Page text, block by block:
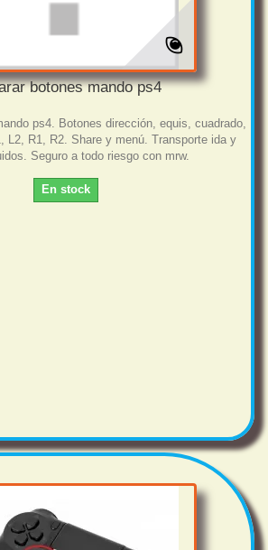
botones mando ps4
ps4. Botones dirección, equis, cuadrado,
L2, R1, R2. Share y menú. Transporte ida y
Seguro a todo riesgo con mrw.
En stock